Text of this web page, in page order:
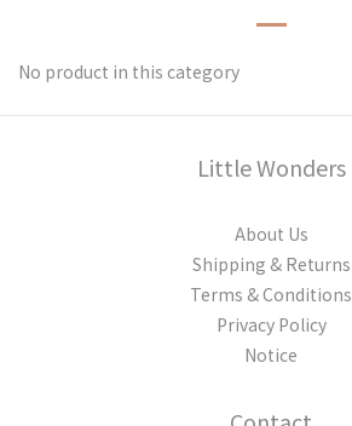
No product in this category
Little Wonders
About Us
Shipping & Returns
Terms & Conditions
Privacy Policy
Notice